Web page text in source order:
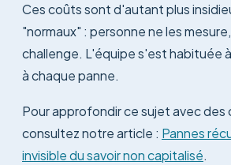
Ces coûts sont d'autant plus
"normaux" : personne ne les
challenge. L'équipe s'est habituée
à chaque panne.
Pour approfondir ce sujet avec des
consultez notre article : Pannes
invisible du savoir non capitalisé.